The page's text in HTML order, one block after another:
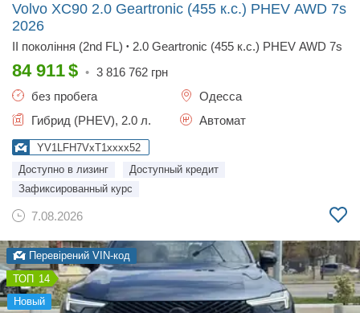
Volvo XC90 2.0 Geartronic (455 к.с.) PHEV AWD 7s
2026
II покоління (2nd FL) • 2.0 Geartronic (455 к.с.) PHEV AWD 7s
84 911$ • 3 816 762 грн
без пробега
Одесса
Гибрид (PHEV), 2.0 л.
Автомат
YV1LFH7VxT1xxxx52
Доступно в лизинг
Доступный кредит
Зафиксированный курс
7.08.2026
Перевірений VIN-код
14
новый